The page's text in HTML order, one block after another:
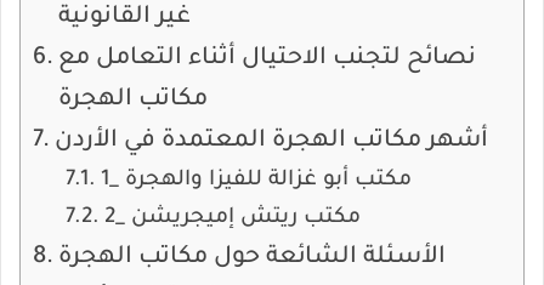
غير القانونية
نصائح لتجنب الاحتيال أثناء التعامل مع
مكاتب الهجرة
أشهر مكاتب الهجرة المعتمدة في الأردن
1_ مكتب أبو غزالة للفيزا والهجرة
2_ مكتب ريتش إميجريشن
الأسئلة الشائعة حول مكاتب الهجرة